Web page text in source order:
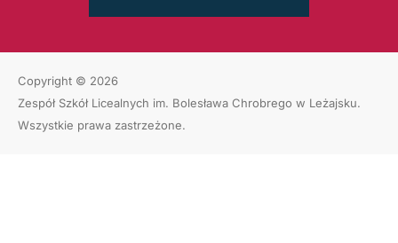
Copyright © 2026
Zespół Szkół Licealnych im. Bolesława Chrobrego w Leżajsku.
Wszystkie prawa zastrzeżone.